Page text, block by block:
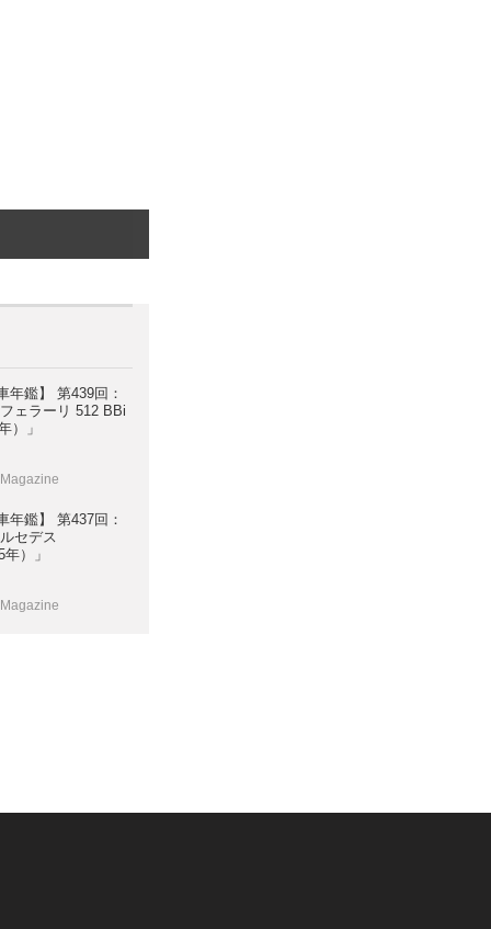
年鑑】 第439回：
ェラーリ 512 BBi
）」
年鑑】 第437回：
セデス
）」